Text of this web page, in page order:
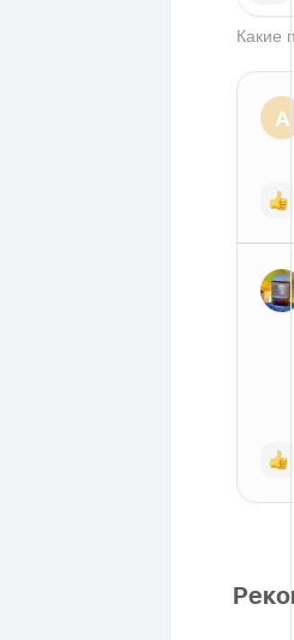
Какие
А